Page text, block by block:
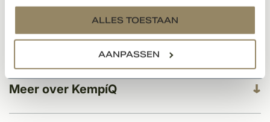
services.
ALLES TOESTAAN
AANPASSEN
Meer over KempíQ
Categorieën